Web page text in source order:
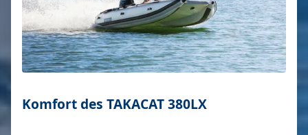
Komfort des TAKACAT 380LX